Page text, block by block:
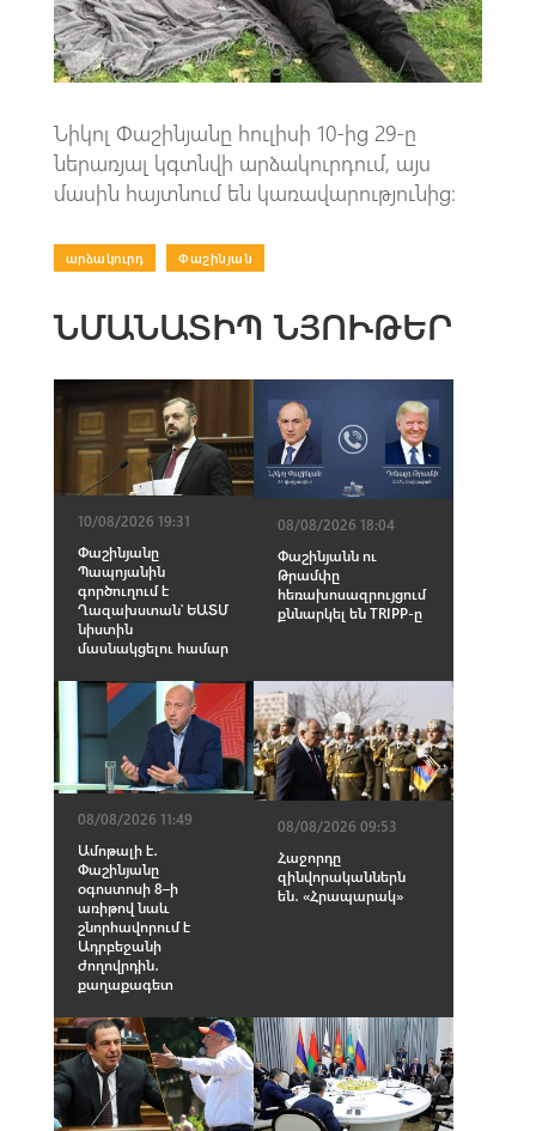
p
Նիկոլ Փաշինյանը հուլիսի 10-ից 29-ը
ներառյալ կգտնվի արձակուրդում, այս
մասին հայտնում են կառավարությունից։
արձակուրդ Փաշինյան
ՆՄԱՆԱՏԻՊ ՆՅՈՒԹԵՐ
10/08/2026 19:31
Փաշինյանը
Պապոյանին
գործուղում է
Ղազախստան՝ ԵԱՏՄ
նիստին
մասնակցելու համար
08/08/2026 18:04
Փաշինյանն ու
Թրամփը
հեռախոսազրույցում
քննարկել են TRIPP-ը
08/08/2026 11:49
Ամոթալի է․
Փաշինյանը
օգոստոսի 8–ի
առիթով նաև
շնորհավորում է
Ադրբեջանի
ժողովրդին․
քաղաքագետ
08/08/2026 09:53
Հաջորդը
զինվորականներն
են․ «Հրապարակ»